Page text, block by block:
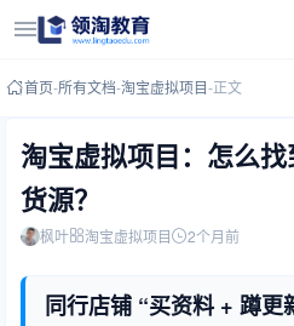
首页-所有文档-淘宝虚拟项目-正文
淘宝虚拟项目：怎么
货源？
枫叶 淘宝虚拟项目 2个月前
同行店铺 “买资料 + 蹲更